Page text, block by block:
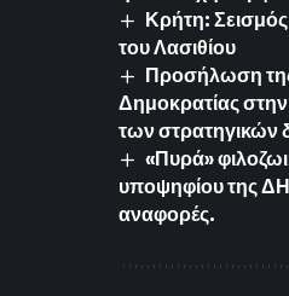
Κρήτη: Σεισμός
του Λασιθίου
Προσήλωση
Δημοκρατίας
των στρατηγικών
«Πυρά»
υποψηφίου της
αναφορές.